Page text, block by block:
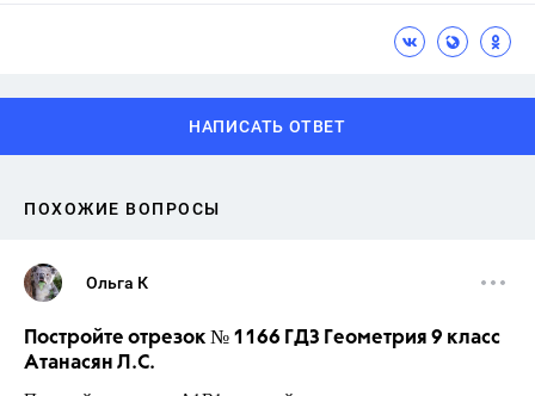
НАПИСАТЬ ОТВЕТ
ПОХОЖИЕ ВОПРОСЫ
Ольга К
Постройте отрезок № 1166 ГДЗ Геометрия 9 класс
Атанасян Л.С.